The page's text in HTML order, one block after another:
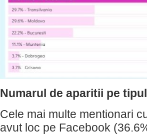
Numarul de aparitii pe
Cele mai multe mentionari
avut loc pe Facebook